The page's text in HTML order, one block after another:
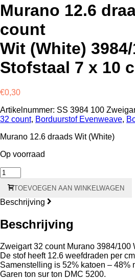
Murano 12.6
count
Wit (White)
Stofstaal 7 x 10
€0,30
Artikelnummer: SS 3984 100
32 count, Borduurstof Evenweave,
Murano 12.6 draads Wit (White)
Op voorraad
Murano
12.6
draads
-
Wit
3984/100
Stofstaal
7
x
TOEVOEGEN AAN WINKELWAGEN
Beschrijving
Beschrijving
Zweigart 32 count Murano 3984/100
De stof heeft 12.6 weefdraden per
Samenstelling is 52% katoen – 48%
Garen ton sur ton DMC 5200.